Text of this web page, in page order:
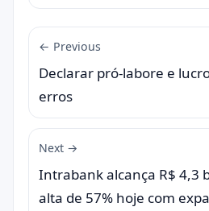
← Previous
Declarar pró-labore e
erros
Next →
Intrabank alcança R$ 4,3
alta de 57% hoje com